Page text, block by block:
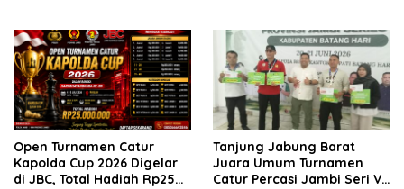
Open Turnamen Catur
Kapolda Cup 2026 Digelar
di JBC, Total Hadiah Rp25
Tanjung Jabung Barat
Juara Umum Turnamen
Catur Percasi Jambi Seri V